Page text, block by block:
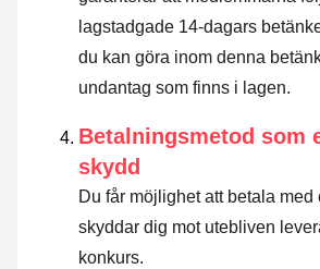
lagstadgade 14-dagars
du kan göra inom denna
undantag som finns i lagen.
Betalningsmetod som
skydd
Du får möjlighet att betala med
skyddar dig mot utebliven
konkurs.